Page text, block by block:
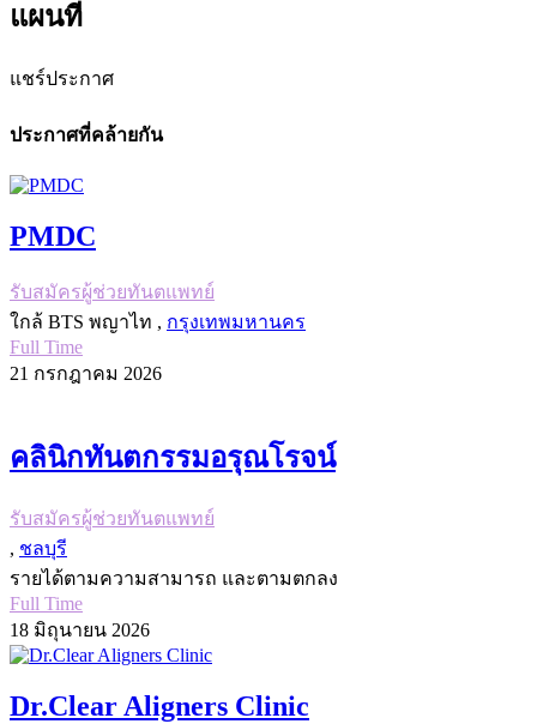
แผนที่
แชร์ประกาศ
ประกาศที่คล้ายกัน
PMDC
รับสมัครผู้ช่วยทันตแพทย์
ใกล้ BTS พญาไท , กรุงเทพมหานคร
Full Time
21 กรกฎาคม 2026
คลินิกทันตกรรมอรุณโรจน์
รับสมัครผู้ช่วยทันตแพทย์
, ชลบุรี
รายได้ตามความสามารถ และตามตกลง
Full Time
18 มิถุนายน 2026
Dr.Clear Aligners Clinic